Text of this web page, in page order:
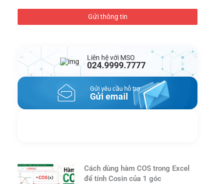
Gửi thông tin
Liên hệ với MSO
024.9999.7777
Gửi yêu cầu hỗ trợ
Gửi email
Cách dùng hàm COS trong Excel
để tính Cosin của 1 góc